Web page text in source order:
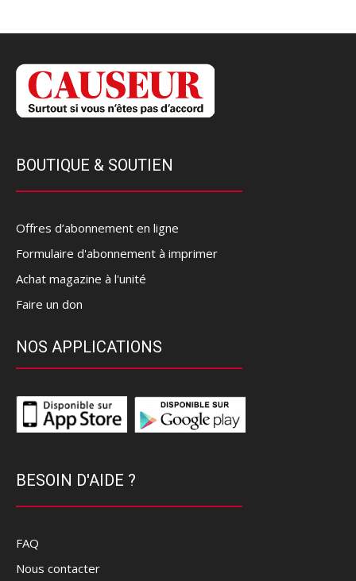
BOUTIQUE & SOUTIEN
Offres d’abonnement en ligne
Formulaire d'abonnement à imprimer
Achat magazine à l'unité
Faire un don
NOS APPLICATIONS
BESOIN D'AIDE ?
FAQ
Nous contacter